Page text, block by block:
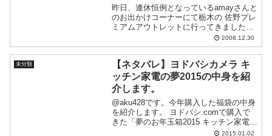
昨日、連休恒例となっているamayさんと
のお出かけコーナーにて栃木の 佐野プレ
ミアムアウトレットに行ってきました。
天候も良くて結構すいていたのでゆっく
り見て回れました。 GAPが子供服600円
とかあってかなり安くてGoodで...
2008.12.30
未分類
【ネタバレ】ヨドバシカメラ キ
ッチン家電の夢2015の中身を紹
介します。
@aku428です。今年購入した福袋の中身
を紹介します。 ヨドバシ.comで購入で
きた「夢のお年玉箱2015 キッチン家電の
夢」が届きました。気になる中身はこち
2015.01.02